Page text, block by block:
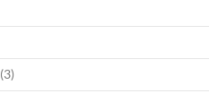
(3)